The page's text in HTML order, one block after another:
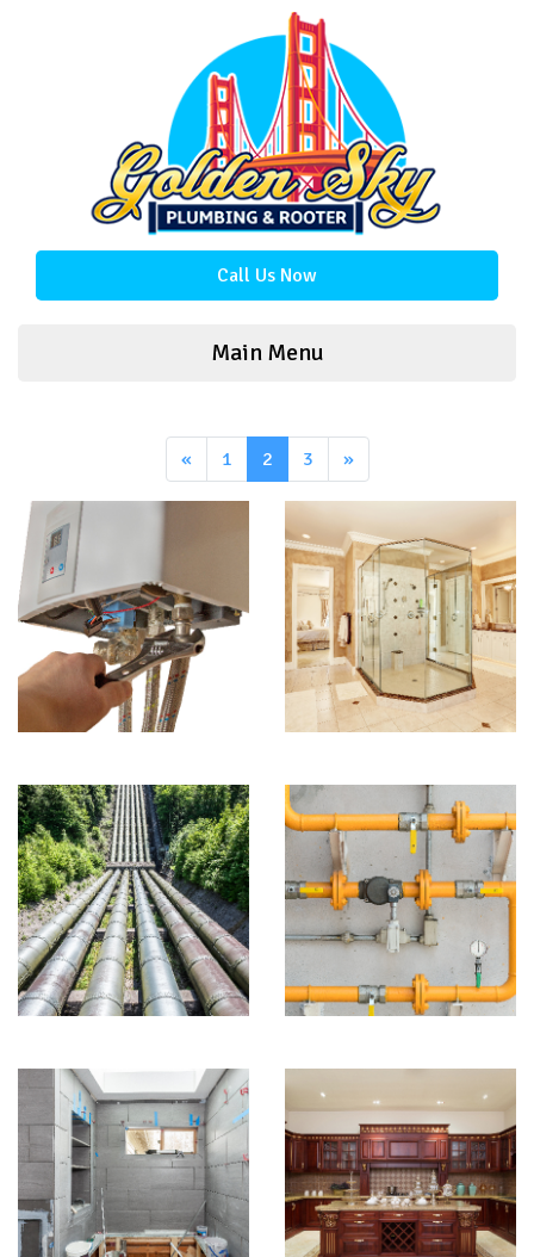
Call Us Now
Main Menu
« 1 2 3 »